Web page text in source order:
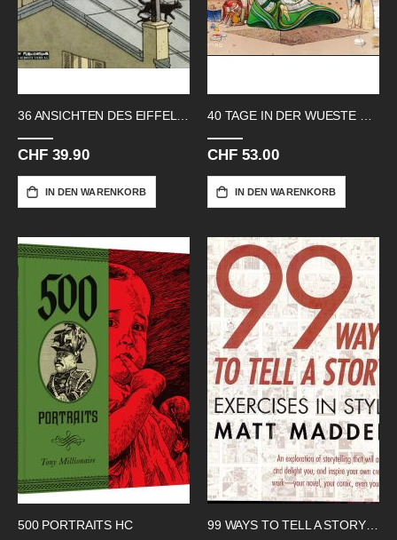
CHF 39.90
IN DEN WARENKORB
CHF 53.00
IN DEN WARENKORB
500 PORTRAITS HC 99 WAYS TO TELL A STORY SC